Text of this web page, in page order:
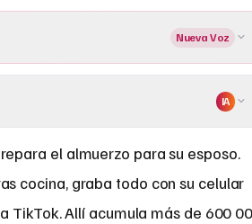
Nueva Voz
IA
el almuerzo para su esposo.
cocina, graba todo con su celular
TikTok. Allí acumula más de 600